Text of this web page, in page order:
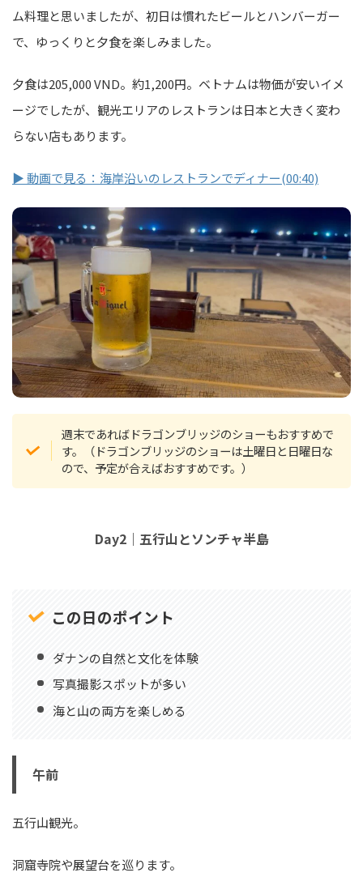
ム料理と思いましたが、初日は慣れたビールとハンバーガー
で、ゆっくりと夕食を楽しみました。
夕食は205,000 VND。約1,200円。ベトナムは物価が安いイメ
ージでしたが、観光エリアのレストランは日本と大きく変わ
らない店もあります。
▶ 動画で見る：海岸沿いのレストランでディナー(00:40)
週末であればドラゴンブリッジのショーもおすすめで
す。（ドラゴンブリッジのショーは土曜日と日曜日な
ので、予定が合えばおすすめです。）
Day2｜五行山とソンチャ半島
この日のポイント
ダナンの自然と文化を体験
写真撮影スポットが多い
海と山の両方を楽しめる
午前
五行山観光。
洞窟寺院や展望台を巡ります。